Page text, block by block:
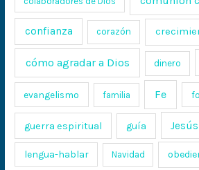
confianza corazón
cómo agradar a Dios dinero
evangelismo familia Fe
guerra espiritual guía Jesús
lengua-hablar Navidad